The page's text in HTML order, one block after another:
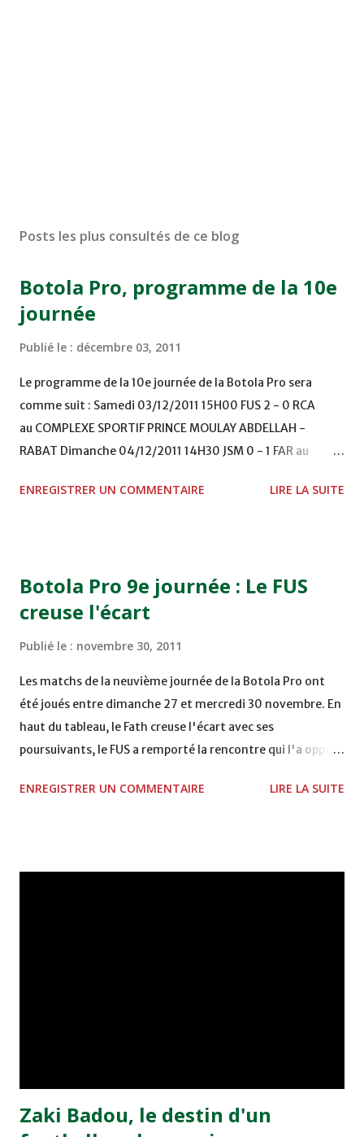
Posts les plus consultés de ce blog
Botola Pro, programme de la 10e
journée
Publié le : décembre 03, 2011
Le programme de la 10e journée de la Botola Pro sera
comme suit : Samedi 03/12/2011 15H00 FUS 2 - 0 RCA
au COMPLEXE SPORTIF PRINCE MOULAY ABDELLAH -
RABAT Dimanche 04/12/2011 14H30 JSM 0 - 1 FAR au
TERRAIN EL ABDI - EL JADIDA 16h30 OCK 0 - 1 HUSA
Mardi 06/12/2011 15H00 WAF - OCS au COMPLEXE SPORTIF
DE FES - FES WAC - MAS Reporté pour cause de finale de la
ENREGISTRER UN COMMENTAIRE LIRE LA SUITE
Botola Pro 9e journée : Le FUS
creuse l'écart
Publié le : novembre 30, 2011
Les matchs de la neuvième journée de la Botola Pro ont
été joués entre dimanche 27 et mercredi 30 novembre. En
haut du tableau, le Fath creuse l'écart avec ses
poursuivants, le FUS a remporté la rencontre qui l'a opposé
2, Badr Kachani a ouvert la marque à la 38e pour les
ENREGISTRER UN COMMENTAIRE LIRE LA SUITE
Zaki Badou, le destin d'un